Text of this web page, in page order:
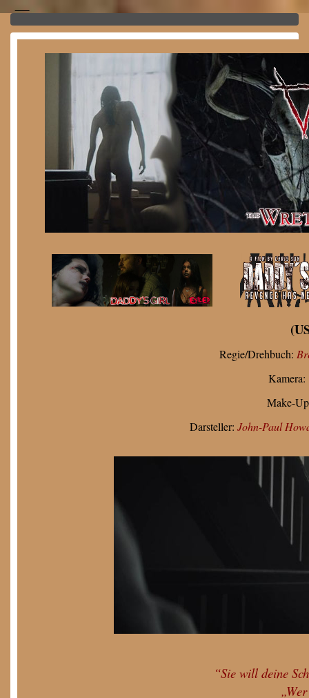
Regie/Drehbuch:
Kamera:
Make-
Darsteller: John-Paul
“Sie will deine